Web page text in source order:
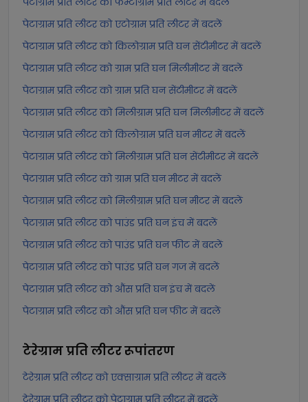
पेटाग्राम प्रति लीटर को एटोग्राम प्रति लीटर में बदलें
पेटाग्राम प्रति लीटर को किलोग्राम प्रति घन सेंटीमीटर में बदलें
पेटाग्राम प्रति लीटर को ग्राम प्रति घन मिलीमीटर में बदलें
पेटाग्राम प्रति लीटर को ग्राम प्रति घन सेंटीमीटर में बदलें
पेटाग्राम प्रति लीटर को मिलीग्राम प्रति घन मिलीमीटर में बदलें
पेटाग्राम प्रति लीटर को किलोग्राम प्रति घन मीटर में बदलें
पेटाग्राम प्रति लीटर को मिलीग्राम प्रति घन सेंटीमीटर में बदलें
पेटाग्राम प्रति लीटर को ग्राम प्रति घन मीटर में बदलें
पेटाग्राम प्रति लीटर को मिलीग्राम प्रति घन मीटर में बदलें
पेटाग्राम प्रति लीटर को पाउंड प्रति घन इंच में बदलें
पेटाग्राम प्रति लीटर को पाउंड प्रति घन फीट में बदलें
पेटाग्राम प्रति लीटर को पाउंड प्रति घन गज में बदलें
पेटाग्राम प्रति लीटर को औंस प्रति घन इंच में बदलें
पेटाग्राम प्रति लीटर को औंस प्रति घन फीट में बदलें
टेरेग्राम प्रति लीटररूपांतरण
टेरेग्राम प्रति लीटर को एक्साग्राम प्रति लीटर में बदलें
टेरेग्राम प्रति लीटर को पेटाग्राम प्रति लीटर में बदलें